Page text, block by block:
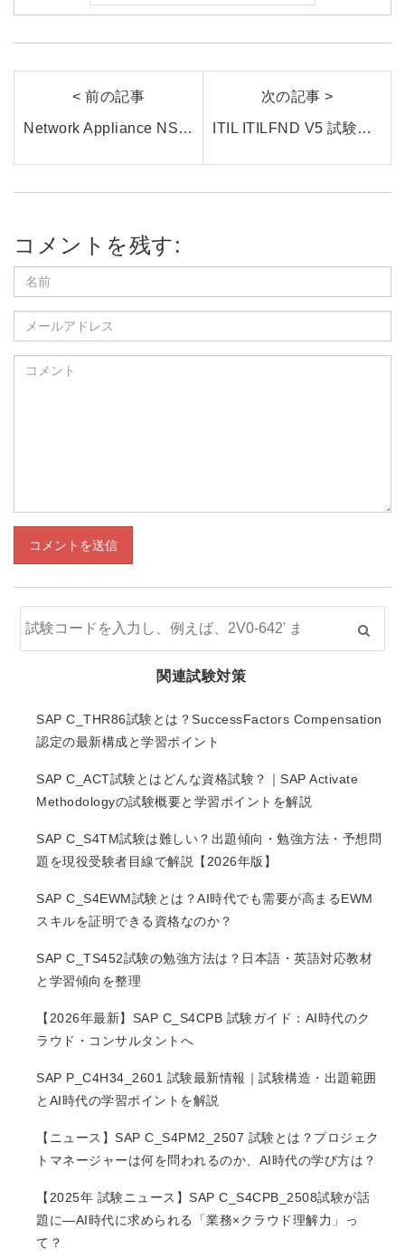
< 前の記事
Network Appliance NS0-305試験とは？NetApp認定資格の最新情報と効率的な学習方法を紹介
次の記事 >
ITIL ITILFND V5 試験ガイド｜日本語で理解する試験構造と学習ポイント
コメントを残す:
コメントを送信
関連試験対策
SAP C_THR86試験とは？SuccessFactors Compensation
認定の最新構成と学習ポイント
SAP C_ACT試験とはどんな資格試験？｜SAP Activate
Methodologyの試験概要と学習ポイントを解説
SAP C_S4TM試験は難しい？出題傾向・勉強方法・予想問
題を現役受験者目線で解説【2026年版】
SAP C_S4EWM試験とは？AI時代でも需要が高まるEWM
スキルを証明できる資格なのか？
SAP C_TS452試験の勉強方法は？日本語・英語対応教材
と学習傾向を整理
【2026年最新】SAP C_S4CPB 試験ガイド：AI時代のク
ラウド・コンサルタントへ
SAP P_C4H34_2601 試験最新情報｜試験構造・出題範囲
とAI時代の学習ポイントを解説
【ニュース】SAP C_S4PM2_2507 試験とは？プロジェク
トマネージャーは何を問われるのか、AI時代の学び方は？
【2025年 試験ニュース】SAP C_S4CPB_2508試験が話
題に―AI時代に求められる「業務×クラウド理解力」っ
て？